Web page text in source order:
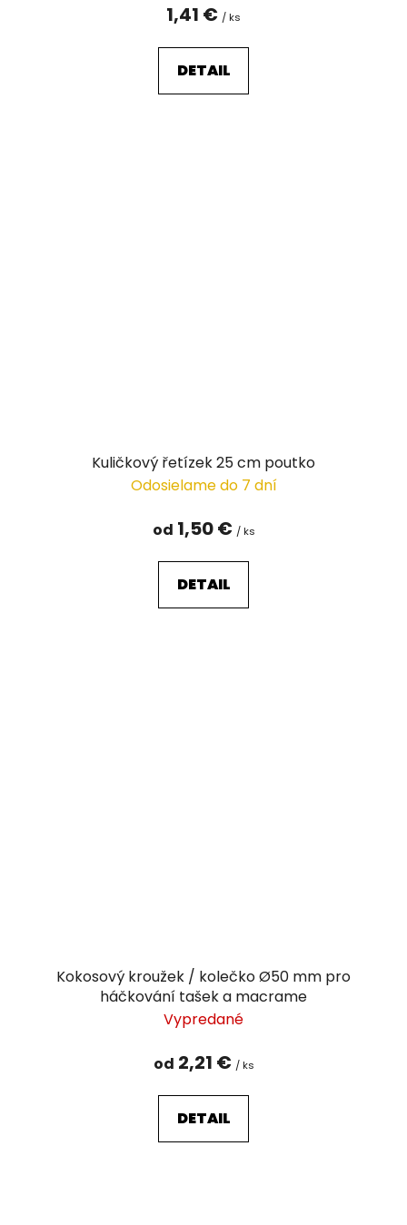
1,41 € / ks
DETAIL
Kuličkový řetízek 25 cm poutko
Odosielame do 7 dní
od 1,50 € / ks
DETAIL
Kokosový kroužek / kolečko Ø50 mm pro
háčkování tašek a macrame
Vypredané
od 2,21 € / ks
DETAIL